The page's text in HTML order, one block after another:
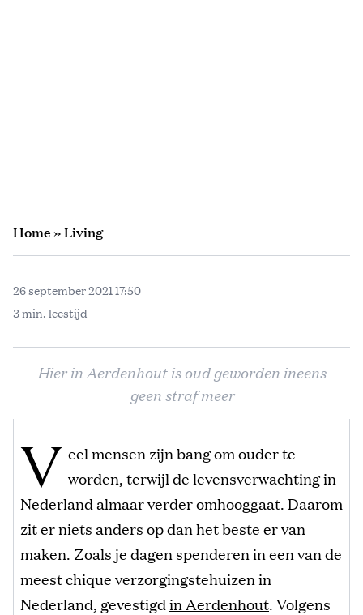
Home»Living
26 september 2021 17:50
3 min. leestijd
Hier in Aerdenhout is oud geworden ineens
geen straf meer
V eel mensen zijn bang om ouder te
worden, terwijl de levensverwachting in
Nederland almaar verder omhooggaat. Daarom
zit er niets anders op dan het beste er van
maken. Zoals je dagen spenderen in een van de
meest chique verzorgingstehuizen in
Nederland, gevestigdin Aerdenhout. Volgens